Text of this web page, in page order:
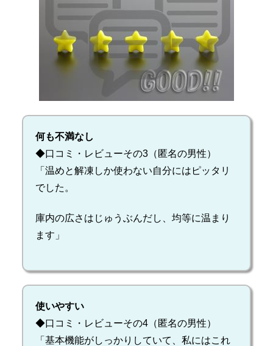
何も不満なし
◆口コミ・レビューその3（匿名の男性）
「温めと解凍しか使わない自分にはピッタリ
でした。
庫内の広さはじゅうぶんだし、均等に温まり
ます」
使いやすい
◆口コミ・レビューその4（匿名の男性）
「基本機能がしっかりしていて、私にはこれ